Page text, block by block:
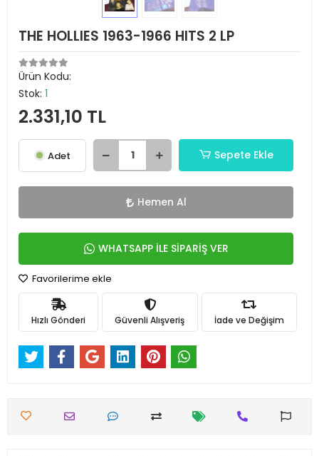
THE HOLLIES 1963-1966 HITS 2 LP
Ürün Kodu:
Stok: 1
2.331,10 TL
Adet Sepete Ekle
Hemen Al
WHATSAPP İLE SİPARİŞ VER
Favorilerime ekle
Hızlı Gönderi Güvenli Alışveriş İade ve Değişim